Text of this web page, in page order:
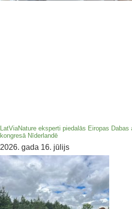
LatViaNature eksperti piedalās Eiropas
kongresā Nīderlandē
2026. gada 16. jūlijs